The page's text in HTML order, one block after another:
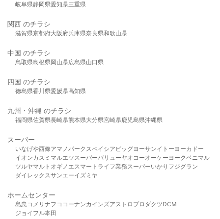
岐阜県静岡県愛知県三重県
関西 のチラシ
滋賀県京都府大阪府兵庫県奈良県和歌山県
中国 のチラシ
鳥取県島根県岡山県広島県山口県
四国 のチラシ
徳島県香川県愛媛県高知県
九州・沖縄 のチラシ
福岡県佐賀県長崎県熊本県大分県宮崎県鹿児島県沖縄県
スーパー
いなげや西條アマノパークスベイシア ビッグヨーサンイトーヨーカドー
イオンカスミ マルエツスーパーバリューヤオコーオーケー ヨークベニマル
ツルヤマルト オギノ エスマート ライフ業務スーパーいかり フジグラン
ダイレックスサンエーイズミヤ
ホームセンター
島忠 コメリ ナフコ コーナンカインズアストロプロダクツDCM
ジョイフル本田